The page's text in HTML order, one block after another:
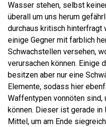
Wasser stehen, selbst
überall um uns herum
durchaus kritisch hinterfragt
einige Gegner mit farblich
Schwachstellen versehen,
verursachen können. Einige
besitzen aber nur eine
Elemente, sodass hier
Waffentypen vonnöten sind,
können. Dieser ist gerade
Mittel, um am Ende